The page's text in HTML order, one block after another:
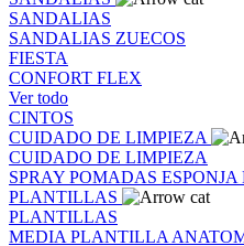
SANDALIAS
SANDALIAS ZUECOS
FIESTA
CONFORT FLEX
Ver todo
CINTOS
CUIDADO DE LIMPIEZA
CUIDADO DE LIMPIEZA
SPRAY POMADAS ESPONJA
PLANTILLAS
PLANTILLAS
MEDIA PLANTILLA